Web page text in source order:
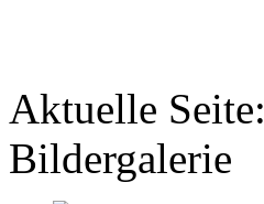
Aktuelle Seite:
Bildergalerie